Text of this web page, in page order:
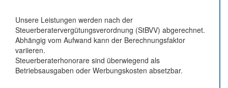
Unsere Leistungen werden nach der
Steuerberatervergütungsverordnung (StBVV) abgerechnet.
Abhängig vom Aufwand kann der Berechnungsfaktor
variieren.
Steuerberaterhonorare sind überwiegend als
Betriebsausgaben oder Werbungskosten absetzbar.